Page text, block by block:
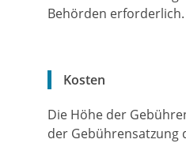
Behörden erforderlich.
Kosten
Die Höhe der
der Gebührensatzung